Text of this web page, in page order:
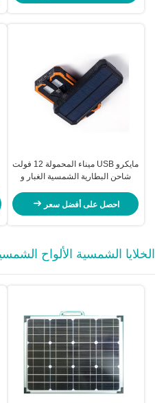
مايكرو USB ميناء المحمولة 12 فولت
شاحن البطارية الشمسية الغبار و
احصل على أفضل سعر
الخلايا الشمسية الألواح